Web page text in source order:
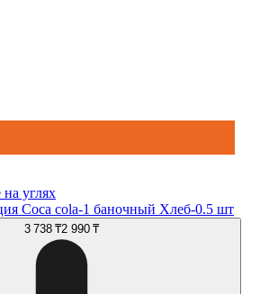
углях
Coca cola-1 баночный Хлеб-0.5 шт
3 738 ₸2 990 ₸